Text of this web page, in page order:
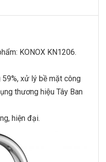
KONOX KN1206.
xử lý bề mặt công
thương hiệu Tây Ban
hiện đại.